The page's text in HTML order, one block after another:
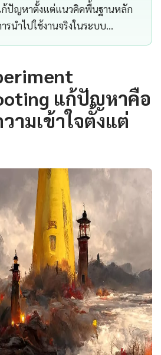
ก้ปัญหาตั้งแต่แนวคิดพื้นฐานหลัก
รนำไปใช้งานจริงในระบบ…
แก้ปัญหาคือ
ามเข้าใจตั้งแต่